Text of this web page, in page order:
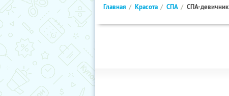
Главная Красота СПА СПА-девичник